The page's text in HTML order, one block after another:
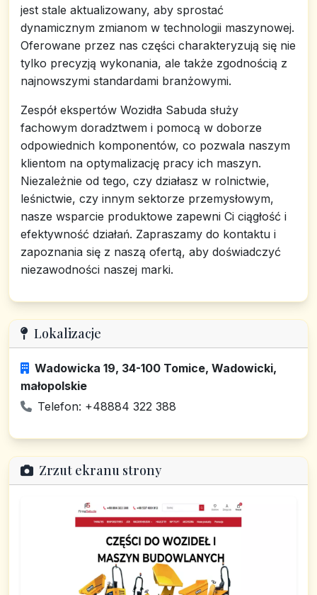
jest stale aktualizowany, aby sprostać
dynamicznym zmianom w technologii maszynowej.
Oferowane przez nas części charakteryzują się nie
tylko precyzją wykonania, ale także zgodnością z
najnowszymi standardami branżowymi.
Zespół ekspertów Wozidła Sabuda służy
fachowym doradztwem i pomocą w doborze
odpowiednich komponentów, co pozwala naszym
klientom na optymalizację pracy ich maszyn.
Niezależnie od tego, czy działasz w rolnictwie,
leśnictwie, czy innym sektorze przemysłowym,
nasze wsparcie produktowe zapewni Ci ciągłość i
efektywność działań. Zapraszamy do kontaktu i
zapoznania się z naszą ofertą, aby doświadczyć
niezawodności naszej marki.
Lokalizacje
Wadowicka 19, 34-100 Tomice, Wadowicki,
małopolskie
Telefon: +48884 322 388
Zrzut ekranu strony